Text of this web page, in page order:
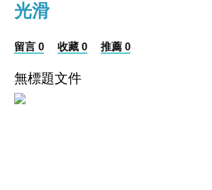
光滑
留言 0 收藏 0 推薦 0
無標題文件